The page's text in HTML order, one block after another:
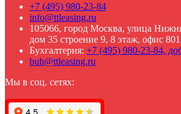
+7 (495) 980-23-84
info@ttleasing.ru
105066, город Москва, улица
дом 35 строение 9, 8 этаж, офис 801
Бухгалтерия: +7 (495) 980-23-84,
buh@ttleasing.ru
Мы в соц. сетях: